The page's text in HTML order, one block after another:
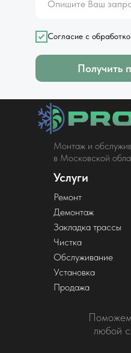
Согласие с
Получить
любой
Монтаж и
в Московской
Ремонт
Демонтаж
Закладка трассы
Чистка
Обслуживание
Установка
Продажа
Услуги